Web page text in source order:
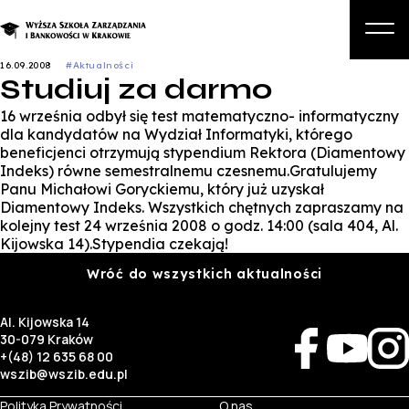
Studia
Studia podyplomowe i kursy
Kandydat
Student
16.09.2008 #Aktualności
Studiuj za darmo
16 września odbył się test matematyczno- informatyczny
dla kandydatów na Wydział Informatyki, którego
beneficjenci otrzymują stypendium Rektora (Diamentowy
Indeks) równe semestralnemu czesnemu.Gratulujemy
Panu Michałowi Goryckiemu, który już uzyskał
Diamentowy Indeks. Wszystkich chętnych zapraszamy na
kolejny test 24 września 2008 o godz. 14:00 (sala 404, Al.
Kijowska 14).Stypendia czekają!
Wróć do wszystkich aktualności
Al. Kijowska 14
30-079 Kraków
+(48) 12 635 68 00
wszib@wszib.edu.pl